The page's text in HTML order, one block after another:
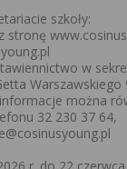
szkoły:
stronę
w
Warszawskiego
można
32 230 37 64,